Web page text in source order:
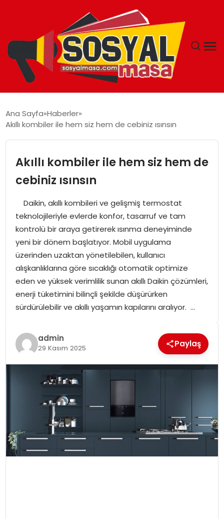
GÜNCEL
TEKNOLOJI
Ana Sayfa Haberler
Akıllı kombiler ile hem siz hem de cebiniz ısınsın
Akıllı kombiler ile hem siz hem de
cebiniz ısınsın
Daikin, akıllı kombileri ve gelişmiş termostat
teknolojileriyle evlerde konfor, tasarruf ve tam
kontrolü bir araya getirerek ısınma deneyiminde
yeni bir dönem başlatıyor. Mobil uygulama
üzerinden uzaktan yönetilebilen, kullanıcı
alışkanlıklarına göre sıcaklığı otomatik optimize
eden ve yüksek verimlilik sunan akıllı Daikin çözümleri,
enerji tüketimini bilinçli şekilde düşürürken
sürdürülebilir ve akıllı yaşamın kapılarını aralıyor. …
admin
29 Kasım 2025 Paylaş